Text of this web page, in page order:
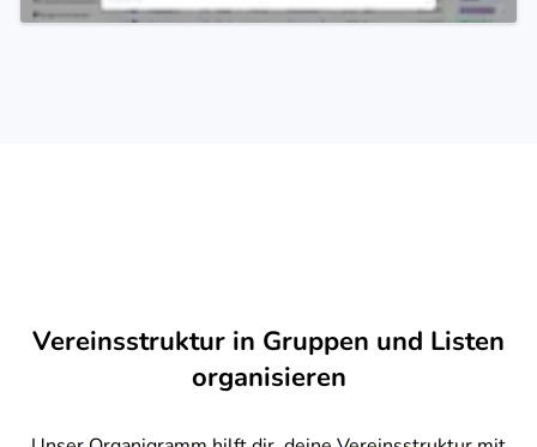
Vereinsstruktur in Gruppen und Listen
organisieren